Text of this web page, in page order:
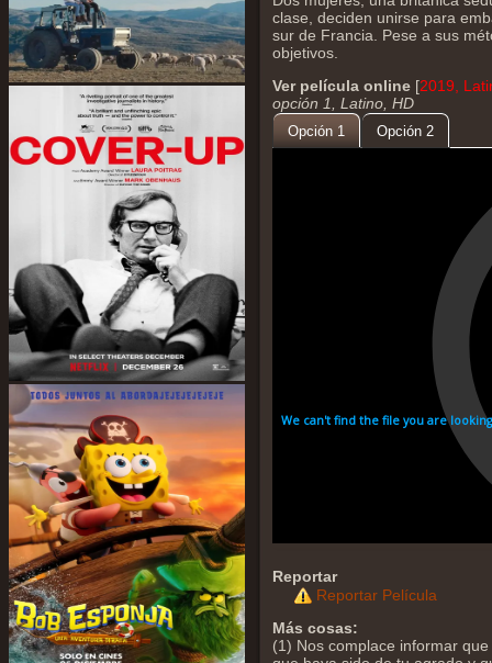
clase, deciden unirse para
sur de Francia. Pese a sus
objetivos.
Ver película online [2019,
opción 1, Latino, HD
Opción 1 Opción 2
Reportar
Reportar Película
Más cosas:
(1) Nos complace informar